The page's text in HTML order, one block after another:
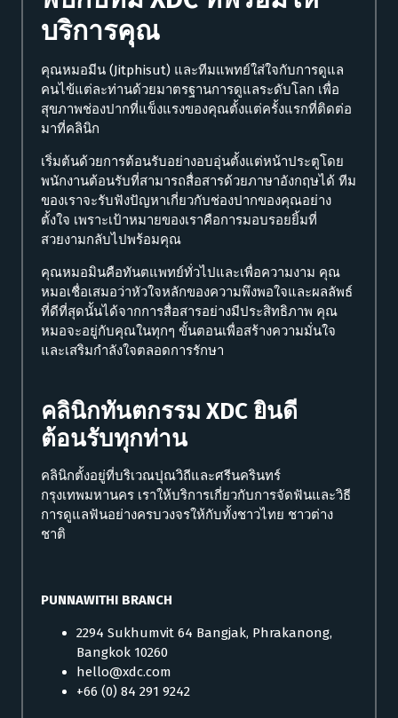
บริการคุณ
คุณหมอมีน (Jitphisut) และทีมแพทย์ใส่ใจกับการดูแล
คนไข้แต่ละท่านด้วยมาตรฐานการดูแลระดับโลก เพื่อ
สุขภาพช่องปากที่แข็งแรงของคุณตั้งแต่ครั้งแรกที่ติดต่อ
มาที่คลินิก
เริ่มต้นด้วยการต้อนรับอย่างอบอุ่นตั้งแต่หน้าประตูโดย
พนักงานต้อนรับที่สามารถสื่อสารด้วยภาษาอังกฤษได้ ทีม
ของเราจะรับฟังปัญหาเกี่ยวกับช่องปากของคุณอย่าง
ตั้งใจ เพราะเป้าหมายของเราคือการมอบรอยยิ้มที่
สวยงามกลับไปพร้อมคุณ
คุณหมอมินคือทันตแพทย์ทั่วไปและเพื่อความงาม คุณ
หมอเชื่อเสมอว่าหัวใจหลักของความพึงพอใจและผลลัพธ์
ที่ดีที่สุดนั้นได้จากการสื่อสารอย่างมีประสิทธิภาพ คุณ
หมอจะอยู่กับคุณในทุกๆ ขั้นตอนเพื่อสร้างความมั่นใจ
และเสริมกำลังใจตลอดการรักษา
คลินิกทันตกรรม XDC ยินดี
ต้อนรับทุกท่าน
คลินิกตั้งอยู่ที่บริเวณปุณวิถีและศรีนครินทร์
กรุงเทพมหานคร เราให้บริการเกี่ยวกับการจัดฟันและวิธี
การดูแลฟันอย่างครบวงจรให้กับทั้งชาวไทย ชาวต่าง
ชาติ
PUNNAWITHI BRANCH
2294 Sukhumvit 64 Bangjak, Phrakanong,
Bangkok 10260
hello@xdc.com
+66 (0) 84 291 9242